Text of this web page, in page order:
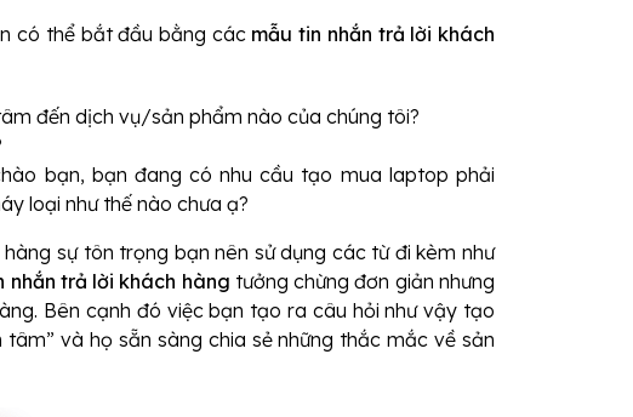
có thể bắt đầu bằng các mẫu tin nhắn trả lời khách
đến dịch vụ/sản phẩm nào của chúng tôi?
bạn, bạn đang có nhu cầu tạo mua laptop phải
loại như thế nào chưa ạ?
sự tôn trọng bạn nên sử dụng các từ đi kèm như
nhắn trả lời khách hàng tưởng chừng đơn giản nhưng
Bên cạnh đó việc bạn tạo ra câu hỏi như vậy tạo
và họ sẵn sàng chia sẻ những thắc mắc về sản